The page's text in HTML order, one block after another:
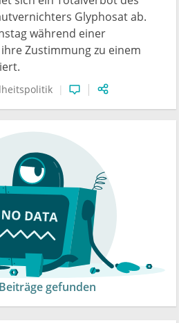
Glyphosat ab.
während einer
Zustimmung zu einem
gefunden